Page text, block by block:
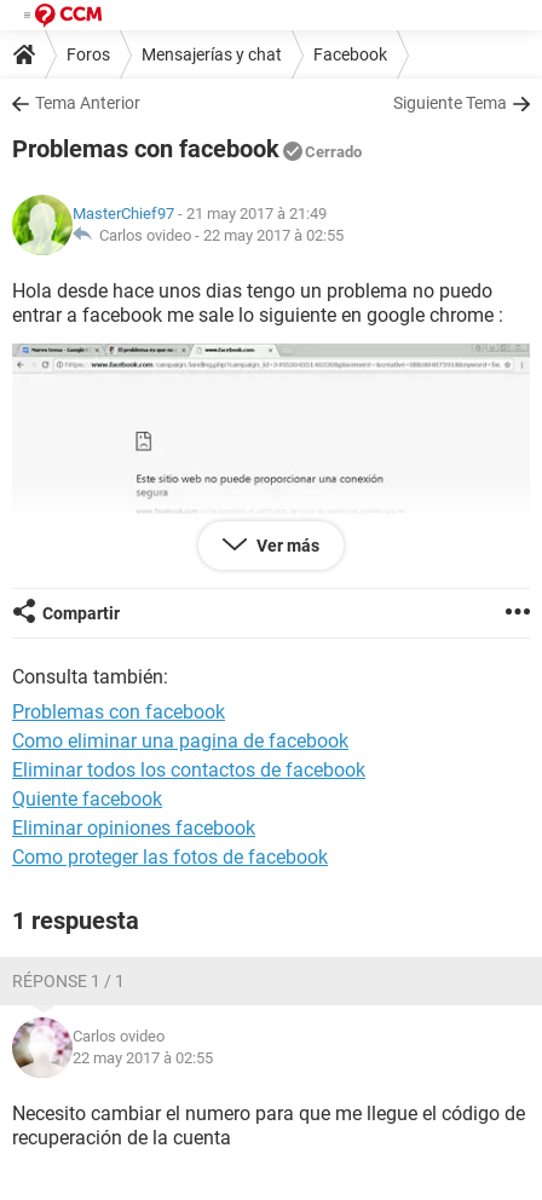
Foros Mensajerías y chat Facebook
Tema Anterior Siguiente Tema
Problemas con facebook Cerrado
MasterChief97 - 21 may 2017 à 21:49
Carlos ovideo - 22 may 2017 à 02:55
Hola desde hace unos dias tengo un problema no puedo
entrar a facebook me sale lo siguiente en google chrome :
tampoco puedo entrar desde firefox ni por Internet
explorer intente por yahoo tampoco eh borrado datos de
navegación,reiniciado google chrome baje Ccleaner limpie y
repare tambien baje Malwarebytes Anti-Malware no detecto
nada también cheque el antivirus Nod32 10 pero sigo igual
Ver más
Compartir
Consulta también:
Problemas con facebook
Como eliminar una pagina de facebook
Eliminar todos los contactos de facebook
Quiente facebook
Eliminar opiniones facebook
Como proteger las fotos de facebook
1 respuesta
RÉPONSE 1 / 1
Carlos ovideo
22 may 2017 à 02:55
Necesito cambiar el numero para que me llegue el código de
recuperación de la cuenta